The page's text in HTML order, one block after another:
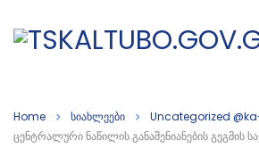
Home სიახლეები Uncategorized
ცენტრალური ნაწილის განაშენიანების გეგმის